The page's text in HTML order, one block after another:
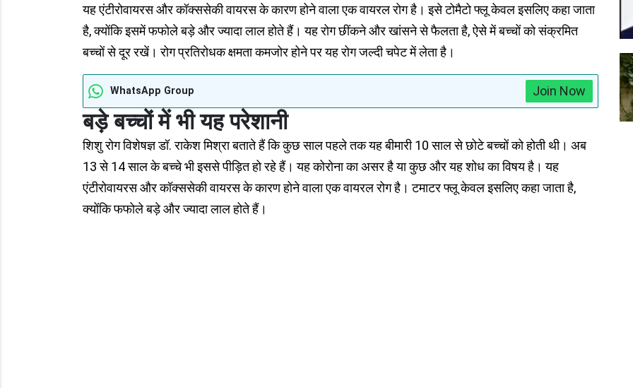
यह एंटीरोवायरस और कॉक्ससेकी वायरस के कारण होने वाला एक वायरल रोग है। इसे टोमैटो फ्लू केवल इसलिए कहा जाता
है, क्योंकि इसमें फफोले बड़े और ज्यादा लाल होते हैं। यह रोग छींकने और खांसने से फैलता है, ऐसे में बच्चों को संक्रमित
बच्चों से दूर रखें। रोग प्रतिरोधक क्षमता कमजोर होने पर यह रोग जल्दी चपेट में लेता है।
WhatsApp Group Join Now
बड़े बच्चों में भी यह परेशानी
शिशु रोग विशेषज्ञ डॉ. राकेश मिश्रा बताते हैं कि कुछ साल पहले तक यह बीमारी 10 साल से छोटे बच्चों को होती थी। अब
13 से 14 साल के बच्चे भी इससे पीड़ित हो रहे हैं। यह कोरोना का असर है या कुछ और यह शोध का विषय है। यह
एंटीरोवायरस और कॉक्ससेकी वायरस के कारण होने वाला एक वायरल रोग है। टमाटर फ्लू केवल इसलिए कहा जाता है,
क्योंकि फफोले बड़े और ज्यादा लाल होते हैं।